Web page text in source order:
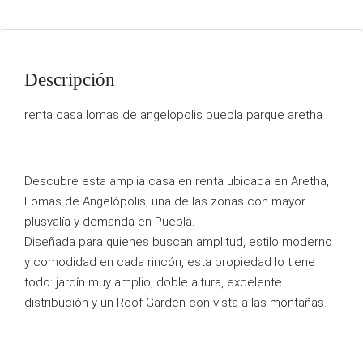
Descripción
renta casa lomas de angelopolis puebla parque aretha
Descubre esta amplia casa en renta ubicada en Aretha,
Lomas de Angelópolis, una de las zonas con mayor
plusvalía y demanda en Puebla.
Diseñada para quienes buscan amplitud, estilo moderno
y comodidad en cada rincón, esta propiedad lo tiene
todo: jardín muy amplio, doble altura, excelente
distribución y un Roof Garden con vista a las montañas.